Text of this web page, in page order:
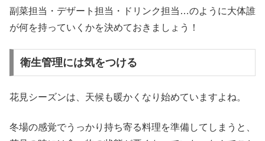
副菜担当・デザート担当・ドリンク担当…のように大体誰
が何を持っていくかを決めておきましょう！
衛生管理には気をつける
花見シーズンは、天候も暖かくなり始めていますよね。
冬場の感覚でうっかり持ち寄る料理を準備してしまうと、